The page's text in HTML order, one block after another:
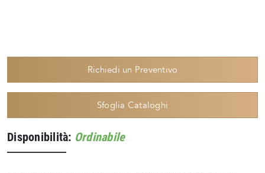
Richiedi un Preventivo
Sfoglia Cataloghi
Disponibilità: Ordinabile